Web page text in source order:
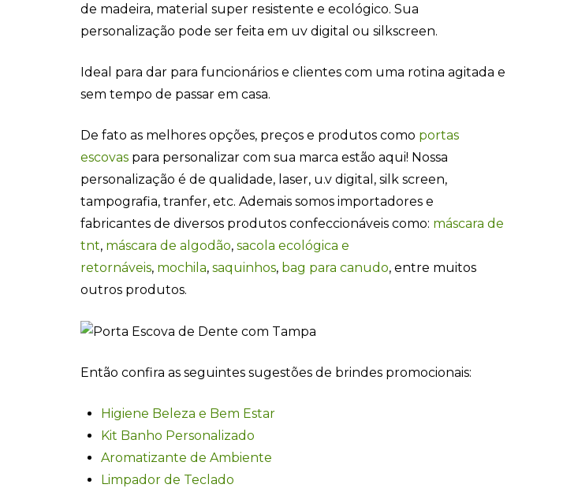
de madeira, material super resistente e ecológico. Sua
personalização pode ser feita em uv digital ou silkscreen.
Ideal para dar para funcionários e clientes com uma rotina agitada e
sem tempo de passar em casa.
De fato as melhores opções, preços e produtos como portas
escovas para personalizar com sua marca estão aqui! Nossa
personalização é de qualidade, laser, u.v digital, silk screen,
tampografia, tranfer, etc. Ademais somos importadores e
fabricantes de diversos produtos confeccionáveis como: máscara de
tnt, máscara de algodão, sacola ecológica e
retornáveis, mochila, saquinhos, bag para canudo, entre muitos
outros produtos.
Então confira as seguintes sugestões de brindes promocionais:
Higiene Beleza e Bem Estar
Kit Banho Personalizado
Aromatizante de Ambiente
Limpador de Teclado